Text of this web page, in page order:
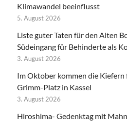
Klimawandel beeinflusst
5. August 2026
Liste guter Taten für den Alten
Südeingang für Behinderte als
3. August 2026
Im Oktober kommen die Kiefern
Grimm-Platz in Kassel
3. August 2026
Hiroshima- Gedenktag mit